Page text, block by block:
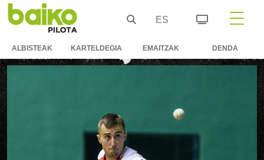
ES
ALBISTEAK KARTELDEGIA EMAITZAK DENDA